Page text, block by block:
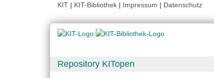
KIT | KIT-Bibliothek | Impressum | Datenschutz
Repository KITopen